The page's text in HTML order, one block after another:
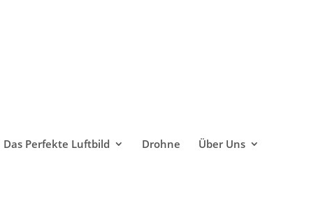
Das Perfekte Luftbild Drohne Über Uns